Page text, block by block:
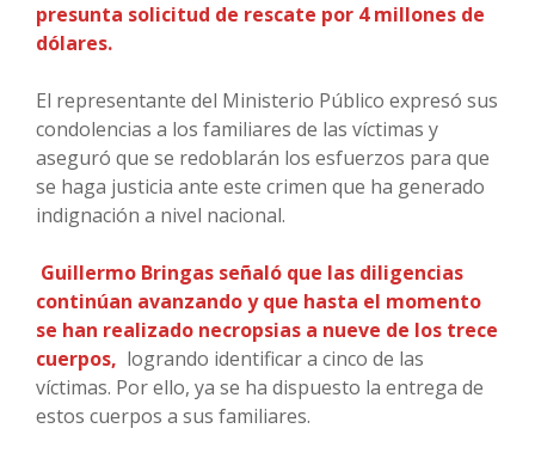
presunta solicitud de rescate por 4 millones de
dólares.
El representante del Ministerio Público expresó sus
condolencias a los familiares de las víctimas y
aseguró que se redoblarán los esfuerzos para que
se haga justicia ante este crimen que ha generado
indignación a nivel nacional.
Guillermo Bringas señaló que las diligencias
continúan avanzando y que hasta el momento
se han realizado necropsias a nueve de los trece
cuerpos, logrando identificar a cinco de las
víctimas. Por ello, ya se ha dispuesto la entrega de
estos cuerpos a sus familiares.